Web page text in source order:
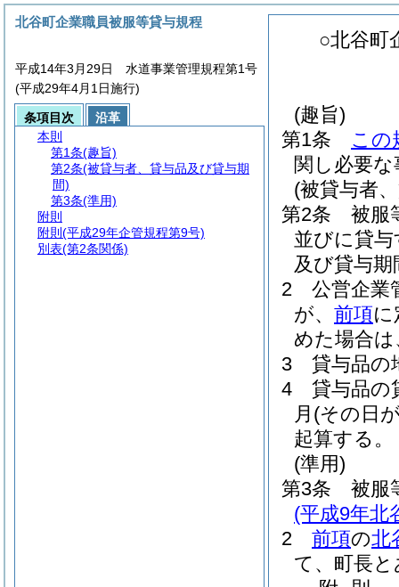
○北谷町
(趣旨)
第1条
この
関し必要
(被貸与者
第2条
被服
並びに貸
及び貸与期
2
公営企業
が、 前項に
めた場合
3
貸与品の
4
貸与品の
月 (その日
起算する。
(準用)
第3条
被服
(平成9年北
2
前項の北
て、町長
北谷町企業職員被服等貸与規程
平成14年3月29日 水道事業管理規程第1号
(平成29年4月1日施行)
条項目次
沿革
本則
第1条(趣旨)
第2条(被貸与者、貸与品及び貸与期
間)
第3条(準用)
附則
附則 (平成29年企管規程第9号)
別表(第2条関係)